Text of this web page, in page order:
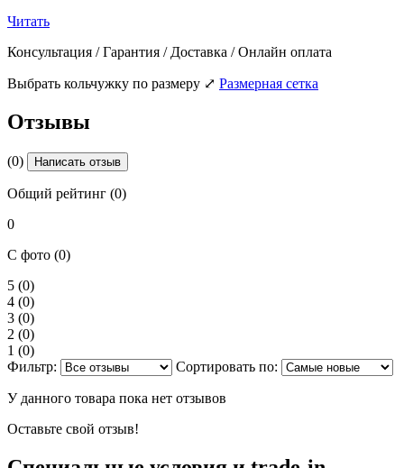
Читать
Консультация / Гарантия / Доставка / Онлайн оплата
Выбрать кольчужку по размеру ⤢ Размерная сетка
Отзывы
(0) Написать отзыв
Общий рейтинг (0)
0
С фото (0)
5 (0)
4 (0)
3 (0)
2 (0)
1 (0)
Фильтр:
Сортировать по:
У данного товара пока нет отзывов
Оставьте свой отзыв!